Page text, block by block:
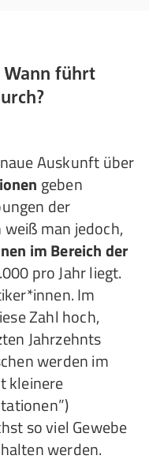
Wann führt
Auskunft über
geben
der
man jedoch,
im Bereich der
pro Jahr liegt.
Im
Zahl hoch,
Jahrzehnts
werden im
kleinere
so viel Gewebe
werden.